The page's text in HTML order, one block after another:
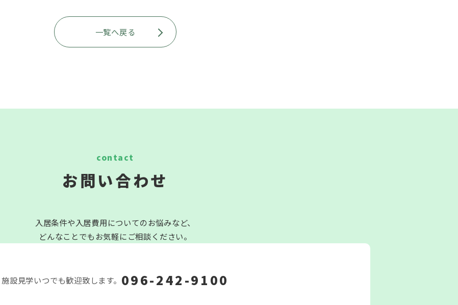
一覧へ戻る
お問い合わせ
入居条件や入居費用についてのお悩みなど、
どんなことでもお気軽にご相談ください。
施設見学いつでも歓迎致します。 096-242-9100